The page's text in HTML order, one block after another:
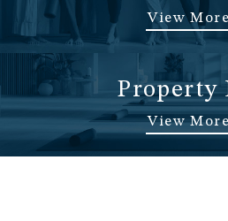
View More
Property
View